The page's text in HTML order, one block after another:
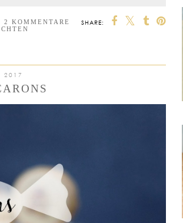
SHARE:
2 KOMMENTARE
2017